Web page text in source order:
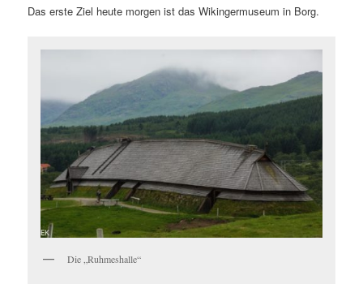
Das erste Ziel heute morgen ist das Wikingermuseum in Borg.
Die „Ruhmeshalle“